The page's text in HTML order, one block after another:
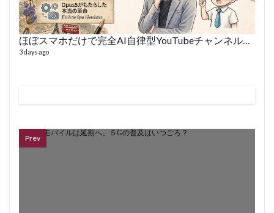
ほぼスマホだけで完全AI自律型YouTubeチャンネルを作った話
3 days ago
Prev